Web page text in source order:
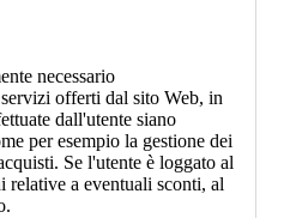
necessario
offerti dal sito Web, in
dall'utente siano
per esempio la gestione dei
Se l'utente è loggato al
a eventuali sconti, al